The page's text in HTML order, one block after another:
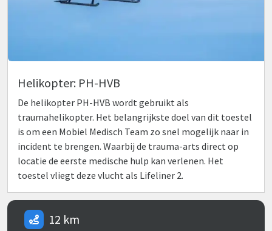
Helikopter: PH-HVB
De helikopter PH-HVB wordt gebruikt als
traumahelikopter. Het belangrijkste doel van dit toestel
is om een Mobiel Medisch Team zo snel mogelijk naar in
incident te brengen. Waarbij de trauma-arts direct op
locatie de eerste medische hulp kan verlenen. Het
toestel vliegt deze vlucht als Lifeliner 2.
12 km